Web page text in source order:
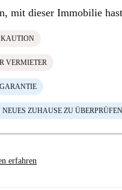
mit dieser Immobilie
KAUTION
VERMIETER
ZUHAUSE ZU ÜBERPRÜFEN
erfahren